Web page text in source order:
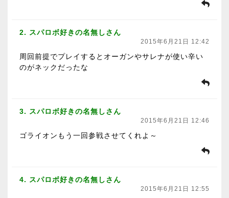
2. スパロボ好きの名無しさん
2015年6月21日 12:42
周回前提でプレイするとオーガンやサレナが使い辛い
のがネックだったな
3. スパロボ好きの名無しさん
2015年6月21日 12:46
ゴライオンもう一回参戦させてくれよ～
4. スパロボ好きの名無しさん
2015年6月21日 12:55